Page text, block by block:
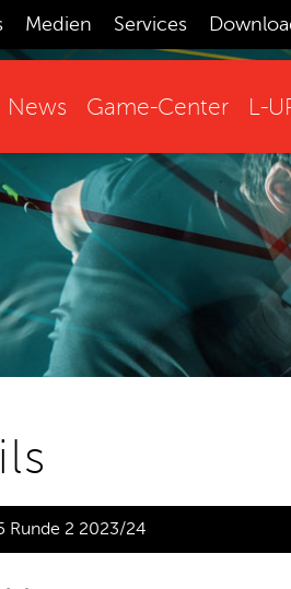
Medien Services
News Game-Center L-
Runde 2 2023/24